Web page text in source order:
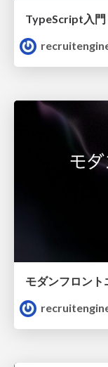
TypeScript入門
モダンフロント